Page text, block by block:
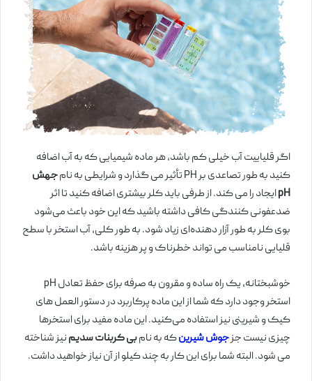
اگر قلیاییت آب خیلی کم باشد، هر ماده شیمیایی‌ که به آب اضافه
کنید به طور تصاعدی بر PH تأثیر می گذارد و شرایطی به نام
جهش
pHایجاد را می کند. از طرفی باید کلر بیشتری اضافه کنید تا اثر
ضدعفونی کنندگی کافی داشته باشید که این خود باعث می‌شود
بوی کلر به طور آزار دهنده‌ای زیاد شود. به طور کلی، آب استخر با سطح
قلیایی نامناسب می تواند خطرناک و پر هزینه باشد.
خوشبختانه، یک راه ساده و مقرون به صرفه برای حفظ تعادل pH
استخر وجود دارد که شما از این ماده پرکاربرد در دستور العمل های
کیک و شیرینی نیز استفاده می‌کنید. این ماده مفید برای استخرها
چیزی نیست جزجوش شیرینکه به نامبی کربنات سدیمنیز شناخته
می شود. البته شما برای این کار به چند کیلو از آن نیاز خواهید داشت.